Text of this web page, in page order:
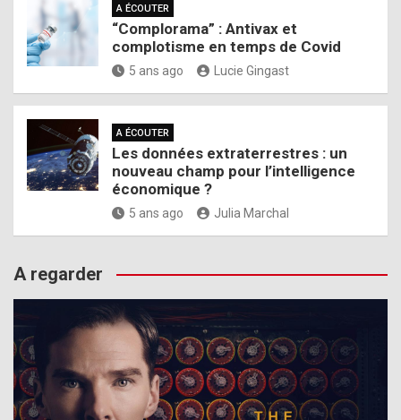
A ÉCOUTER
“Complorama” : Antivax et
complotisme en temps de Covid
5 ans ago Lucie Gingast
A ÉCOUTER
Les données extraterrestres : un
nouveau champ pour l’intelligence
économique ?
5 ans ago Julia Marchal
A regarder